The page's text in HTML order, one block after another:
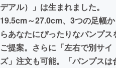
CAMPFIREふるさと納税
デアル）」は生まれました。
19.5cm～27.0cm、3つの足幅か
らあなたにぴったりなパンプス
ご提案。さらに「左右で別サイ
ズ」注文も可能。「パンプスは